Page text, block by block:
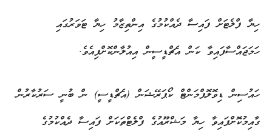
ހިޔާ ފްލެޓަށް ފައިސާ ދެއްކުމުގެ އިންތިޒާމު ހިޔާ ޓަވަރުގައި
ހަމަޖައްސާފައިވާ ކަން އެޗްޑީސީން އިއުލާންކޮށްފިއެވެ.
ހައުސިން ޑިވޮލޮޕްމަންޓް ކޯޕަރޭޝަން (އެޗްޑީސީ) ން ބުނީ ސަރުކާރުން
ގާއިމުކޮށްފައިވާ ހިޔާ މަޝްރޫއުގެ ފްލެޓްތަކަށް ފައިސާ ދެއްކުމުގެ